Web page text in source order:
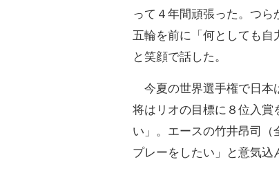
って４年間頑張った。つ
五輪を前に「何としても自
と笑顔で話した。
今夏の世界選手権で日本
将はリオの目標に８位入賞
い」。エースの竹井昂司（
プレーをしたい」と意気込